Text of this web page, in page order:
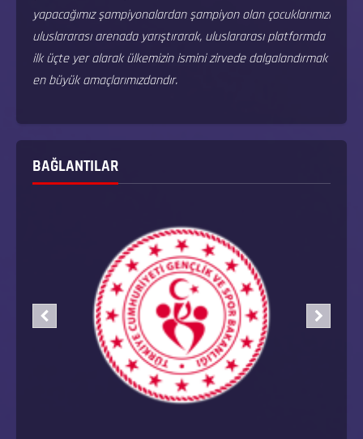
yapacağımız şampiyonalardan şampiyon olan çocuklarımızı
uluslararası arenada yarıştırarak, uluslararası platformda
ilk üçte yer alarak ülkemizin ismini zirvede dalgalandırmak
en büyük amaçlarımızdandır.
BAĞLANTILAR